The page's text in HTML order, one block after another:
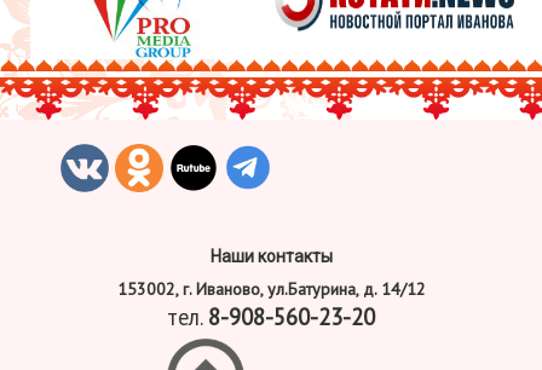
Наши контакты
153002, г. Иваново, ул.Батурина, д. 14/12
тел. 8-908-560-23-20